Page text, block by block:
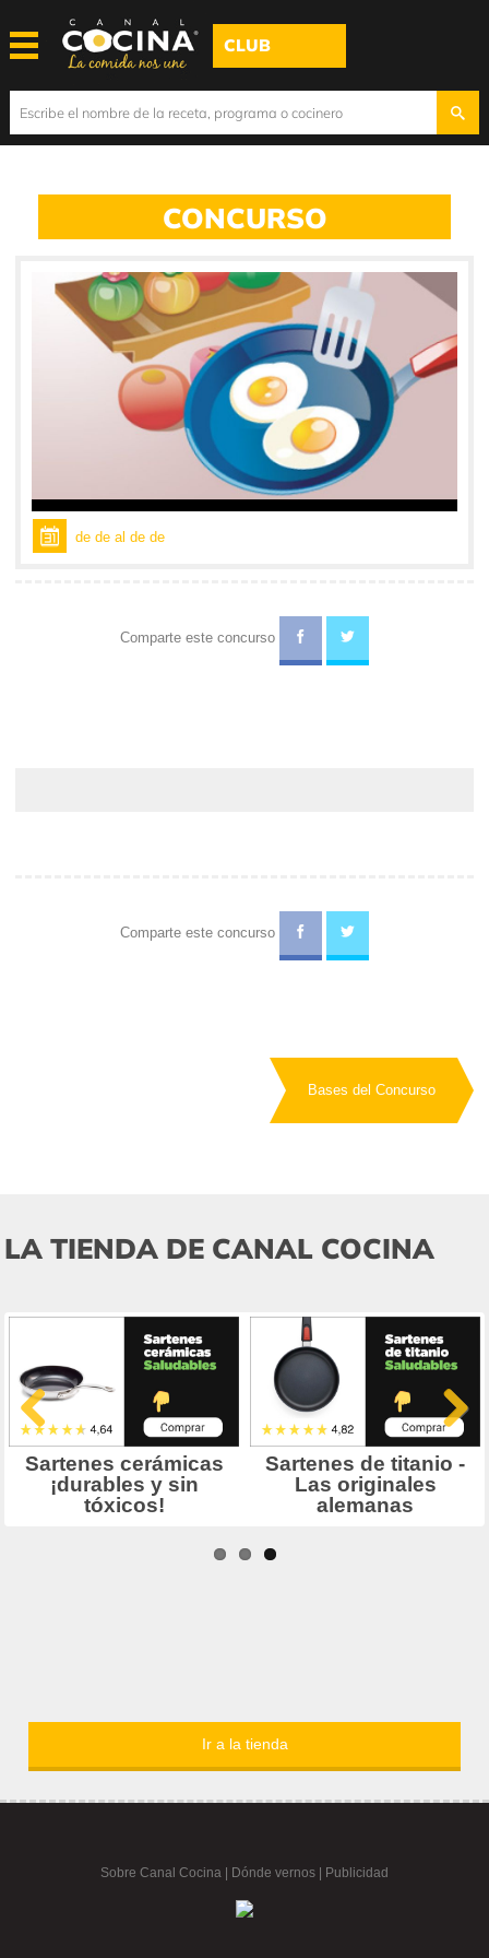
CLUB
CONCURSO
de de al de de
Comparte este concurso
Comparte este concurso
Bases del Concurso
LA TIENDA DE CANAL COCINA
Ir a la tienda
Sobre Canal Cocina Dónde vernos | Publicidad